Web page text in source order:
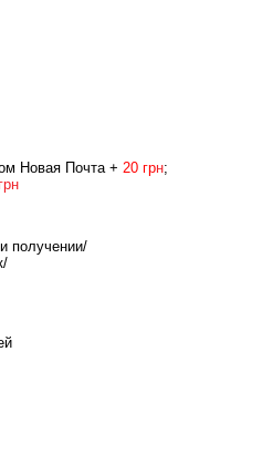
Новая Почта + 20 грн;
получении/